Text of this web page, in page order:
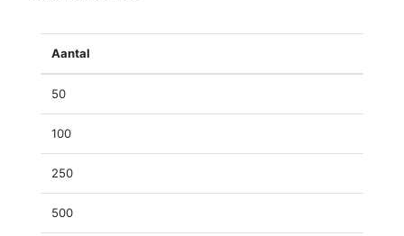
Aantal
50
100
250
500